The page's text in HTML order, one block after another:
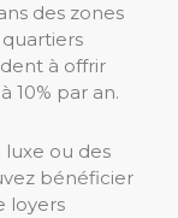
des zones
à offrir
10% par an.
luxe ou des
bénéficier
loyers